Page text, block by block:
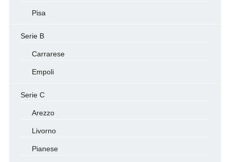
Pisa
Serie B
Carrarese
Empoli
Serie C
Arezzo
Livorno
Pianese